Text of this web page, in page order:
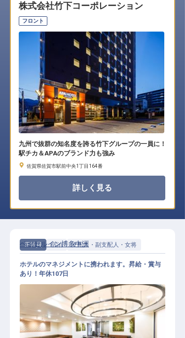
株式会社竹下コーポレーション
フロント
九州で抜群の知名度を誇る竹下グループの一員に！
駅チカ＆APAのブランド力も強み
佐賀県佐賀市駅前中央1丁目164番
詳しく見る
正社員 宿泊 支配人・副支配人・女将
ベッセルイン博多中洲
ホテルのマネジメントに携われます。昇給・賞与
あり！年休107日